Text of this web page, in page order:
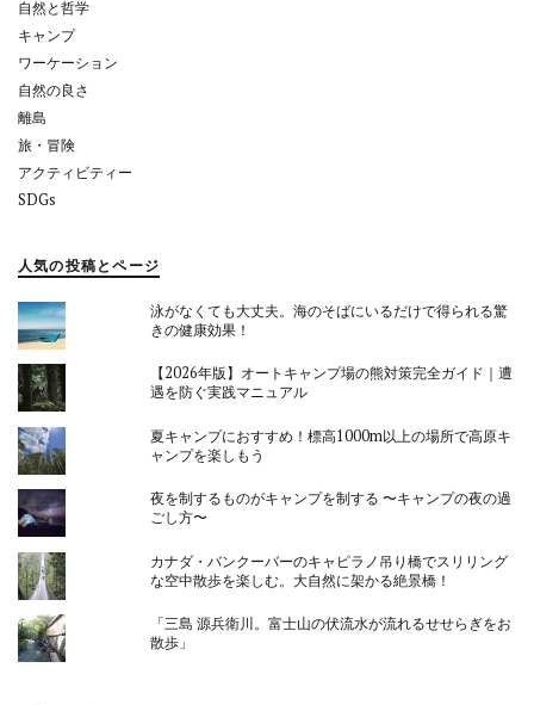
自然と哲学
キャンプ
ワーケーション
自然の良さ
離島
旅・冒険
アクティビティー
SDGs
人気の投稿とページ
泳がなくても大丈夫。海のそばにいるだけで得られる驚
きの健康効果！
【2026年版】オートキャンプ場の熊対策完全ガイド｜遭
遇を防ぐ実践マニュアル
夏キャンプにおすすめ！標高1000m以上の場所で高原キ
ャンプを楽しもう
夜を制するものがキャンプを制する 〜キャンプの夜の過
ごし方〜
カナダ・バンクーバーのキャピラノ吊り橋でスリリング
な空中散歩を楽しむ。大自然に架かる絶景橋！
「三島 源兵衛川。富士山の伏流水が流れるせせらぎをお
散歩」